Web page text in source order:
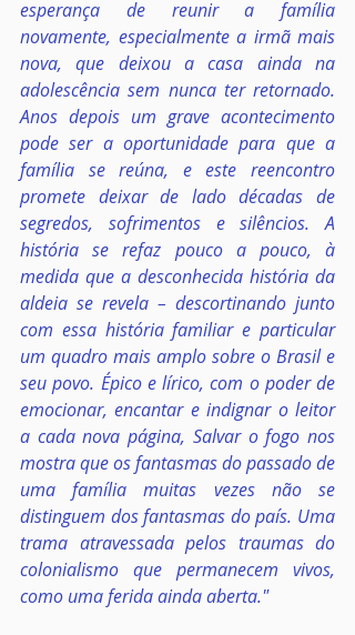
esperança de reunir a família
novamente, especialmente a irmã mais
nova, que deixou a casa ainda na
adolescência sem nunca ter retornado.
Anos depois um grave acontecimento
pode ser a oportunidade para que a
família se reúna, e este reencontro
promete deixar de lado décadas de
segredos, sofrimentos e silêncios. A
história se refaz pouco a pouco, à
medida que a desconhecida história da
aldeia se revela – descortinando junto
com essa história familiar e particular
um quadro mais amplo sobre o Brasil e
seu povo. Épico e lírico, com o poder de
emocionar, encantar e indignar o leitor
a cada nova página, Salvar o fogo nos
mostra que os fantasmas do passado de
uma família muitas vezes não se
distinguem dos fantasmas do país. Uma
trama atravessada pelos traumas do
colonialismo que permanecem vivos,
como uma ferida ainda aberta."